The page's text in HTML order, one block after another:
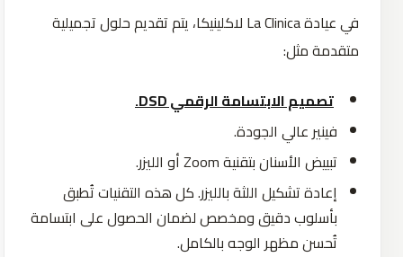
في عيادة La Clinica لاكلينيكا، يتم تقديم حلول تجميلية
متقدمة مثل:
تصميم الابتسامة الرقمي DSD.
فينير عالي الجودة.
تبييض الأسنان بتقنية Zoom أو الليزر.
إعادة تشكيل اللثة بالليزر. كل هذه التقنيات تُطبق
بأسلوب دقيق ومخصص لضمان الحصول على ابتسامة
تُحسن مظهر الوجه بالكامل.